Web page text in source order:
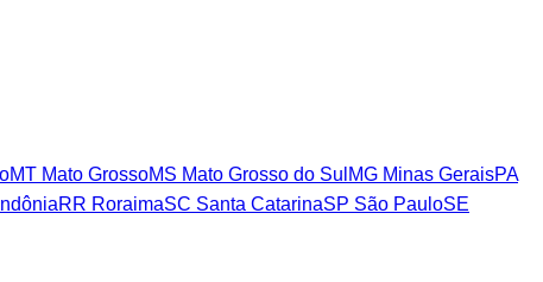
MT Mato GrossoMS Mato Grosso do Sul MG Minas GeraisPA
RR RoraimaSC Santa CatarinaSP São PauloSE